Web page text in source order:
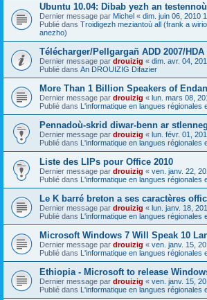
Ubuntu 10.04: Dibab yezh an
Dernier message par Michel « dim. juin 06, 2010
Publié dans Troidigezh meziantoù all (frank a
anezho)
Télécharger/Pellgargañ ADD 2007/HDA
Dernier message par drouizig « dim. avr. 04,
Publié dans An DROUIZIG Difazier
More Than 1 Billion Speakers of
Dernier message par drouizig « lun. mars 08,
Publié dans L'informatique en langues régionales
Pennadoù-skrid diwar-benn ar stlenneg
Dernier message par drouizig « lun. févr. 01,
Publié dans L'informatique en langues régionales
Liste des LIPs pour Office 2010
Dernier message par drouizig « ven. janv. 22,
Publié dans L'informatique en langues régionales
Le K barré breton a ses caractères
Dernier message par drouizig « lun. janv. 18,
Publié dans L'informatique en langues régionales
Microsoft Windows 7 Will Speak 10
Dernier message par drouizig « ven. janv. 15,
Publié dans L'informatique en langues régionales
Ethiopia - Microsoft to release
Dernier message par drouizig « ven. janv. 15,
Publié dans L'informatique en langues régionales